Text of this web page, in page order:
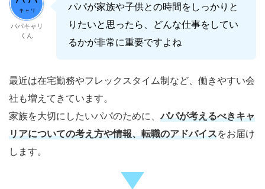
パパキャリ
くん
パパが家族や子供との時間をしっかりと
りたいと思ったら、どんな仕事をしてい
るかが非常に重要ですよね
最近は在宅勤務やフレックスタイム制など、働きやすい会
社も増えてきています。
家族を大切にしたいパパのために、パパが考えるべきキャ
リアについての考え方や情報、転職のアドバイスをお届け
します。